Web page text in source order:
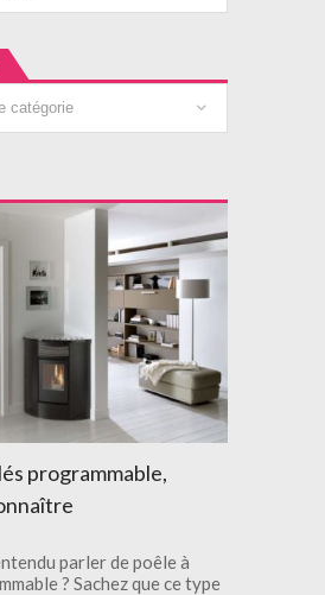
programmable,
parler de poêle à
? Sachez que ce type